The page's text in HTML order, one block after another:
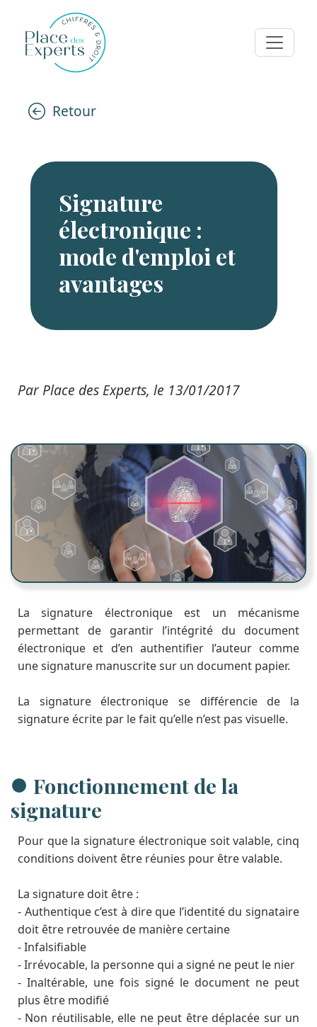
Retour
Signature
électronique :
mode d'emploi et
avantages
Par Place des Experts, le 13/01/2017
La signature électronique est un mécanisme
permettant de garantir l’intégrité du document
électronique et d’en authentifier l’auteur comme
une signature manuscrite sur un document papier.
La signature électronique se différencie de la
signature écrite par le fait qu’elle n’est pas visuelle.
Fonctionnement de la
signature
Pour que la signature électronique soit valable, cinq
conditions doivent être réunies pour être valable.
La signature doit être :
- Authentique c’est à dire que l’identité du signataire
doit être retrouvée de manière certaine
- Infalsifiable
- Irrévocable, la personne qui a signé ne peut le nier
- Inaltérable, une fois signé le document ne peut
plus être modifié
- Non réutilisable, elle ne peut être déplacée sur un